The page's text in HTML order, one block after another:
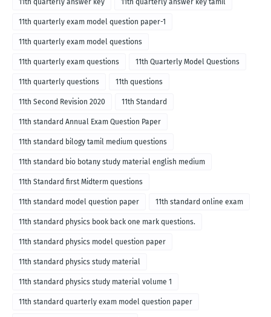
11th quarterly answer key 11th quarterly answer key tamil
11th quarterly exam model question paper-1
11th quarterly exam model questions
11th quarterly exam questions 11th Quarterly Model Questions
11th quarterly questions 11th questions
11th Second Revision 2020 11th Standard
11th standard Annual Exam Question Paper
11th standard bilogy tamil medium questions
11th standard bio botany study material english medium
11th Standard first Midterm questions
11th standard model question paper 11th standard online exam
11th standard physics book back one mark questions.
11th standard physics model question paper
11th standard physics study material
11th standard physics study material volume 1
11th standard quarterly exam model question paper